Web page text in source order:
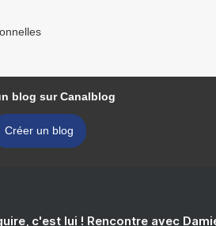
blog sur Canalblog
Créer un blog
c'est lui ! Rencontre avec